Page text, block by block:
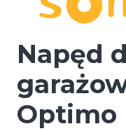
Napęd
Optimo